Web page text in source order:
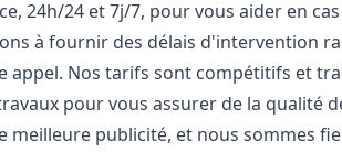
24h/24 et 7j/7, pour vous aider en
à fournir des délais d'intervention
appel. Nos tarifs sont compétitifs et
pour vous assurer de la qualité
meilleure publicité, et nous sommes